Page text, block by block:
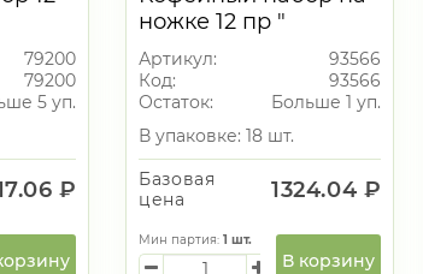
79200
79200
5 уп.
₽
ножке 12 пр "
Голубой цветок" 90
мл
Артикул:
93566
Код:
93566
Остаток:
Больше 1 уп.
В упаковке: 18 шт.
Базовая
цена
1324.04 ₽
Мин партия:1 шт.
В корзину